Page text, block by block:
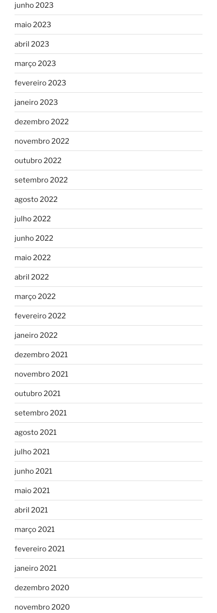
junho 2023
maio 2023
abril 2023
março 2023
fevereiro 2023
janeiro 2023
dezembro 2022
novembro 2022
outubro 2022
setembro 2022
agosto 2022
julho 2022
junho 2022
maio 2022
abril 2022
março 2022
fevereiro 2022
janeiro 2022
dezembro 2021
novembro 2021
outubro 2021
setembro 2021
agosto 2021
julho 2021
junho 2021
maio 2021
abril 2021
março 2021
fevereiro 2021
janeiro 2021
dezembro 2020
novembro 2020